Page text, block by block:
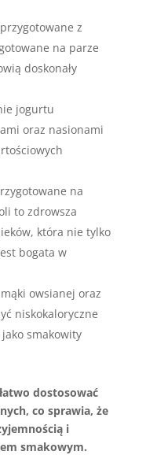
z
na parze
doskonały
jogurtu
oraz nasionami
na
to zdrowsza
która nie tylko
bogata w
owsianej oraz
niskokaloryczne
smakowity
dostosować
co sprawia, że
i
smakowym.